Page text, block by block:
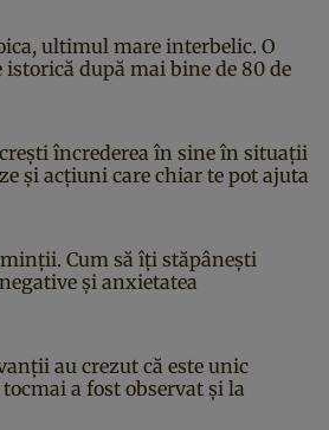
ultimul mare interbelic. O
istorică după mai bine de 80 de
încrederea în sine în situații
și acțiuni care chiar te pot ajuta
Cum să îți stăpânești
și anxietatea
au crezut că este unic
a fost observat și la